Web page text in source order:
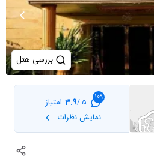
بررسی هتل
109
5 /
3.9 امتیاز
نمایش نظرات